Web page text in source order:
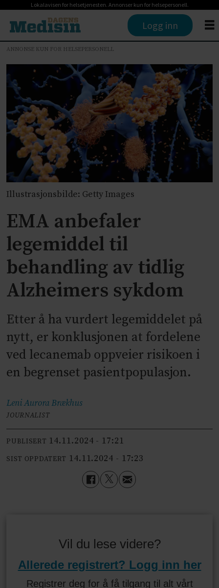
Lokalavisen for helsetjenesten. Annonser kun for helsepersonell.
Logg inn
ANNONSE KUN FOR HELSEPERSONELL
Illustrasjonsbilde: Getty Images
EMA anbefaler
legemiddel til
behandling av tidlig
Alzheimers sykdom
Etter å ha vurdert legemiddelet på
nytt, er konklusjonen at fordelene
ved lecanemab oppveier risikoen i
en begrenset pasientpopulasjon.
Leni AuroraBrækhus
JOURNALIST
PUBLISERT 14.11.2024 - 17:21
SIST OPPDATERT 14.11.2024 - 17:23
Vil du lese videre?
Allerede registrert? Logg inn her
Registrer deg for å få tilgang til alt vårt